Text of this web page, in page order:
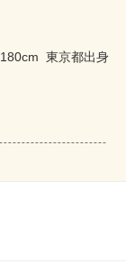
180cm 東京都出身